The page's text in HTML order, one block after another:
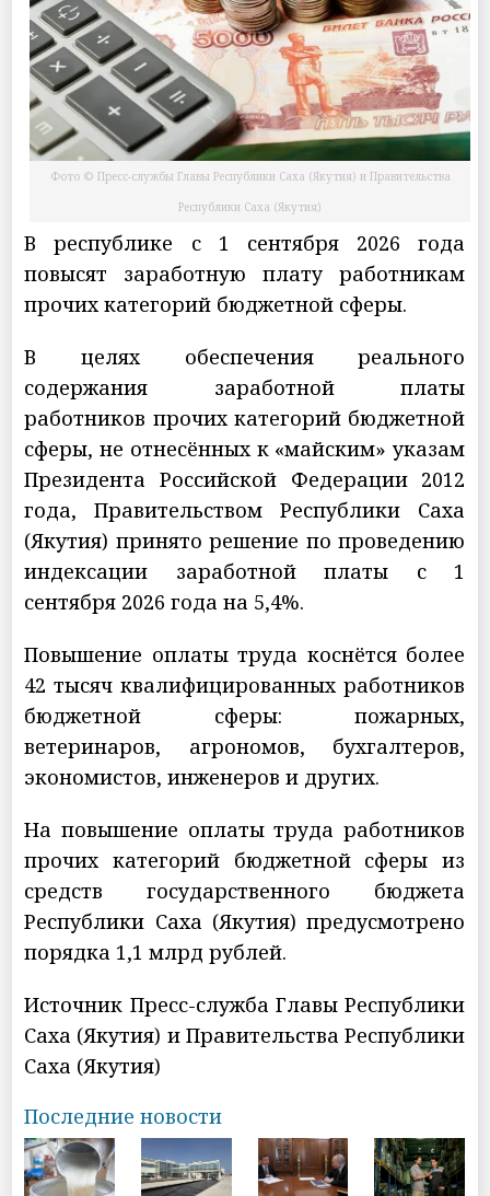
Фото © Пресс-службы Главы Республики Саха (Якутия) и Правительства
Республики Саха (Якутия)
В республике с 1 сентября 2026 года
повысят заработную плату работникам
прочих категорий бюджетной сферы.
В целях обеспечения реального
содержания заработной платы
работников прочих категорий бюджетной
сферы, не отнесённых к «майским» указам
Президента Российской Федерации 2012
года, Правительством Республики Саха
(Якутия) принято решение по проведению
индексации заработной платы с 1
сентября 2026 года на 5,4%.
Повышение оплаты труда коснётся более
42 тысяч квалифицированных работников
бюджетной сферы: пожарных,
ветеринаров, агрономов, бухгалтеров,
экономистов, инженеров и других.
На повышение оплаты труда работников
прочих категорий бюджетной сферы из
средств государственного бюджета
Республики Саха (Якутия) предусмотрено
порядка 1,1 млрд рублей.
Источник Пресс-служба Главы Республики
Саха (Якутия) и Правительства Республики
Саха (Якутия)
Последние новости